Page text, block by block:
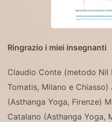
Ringrazio i miei insegnanti
Claudio Conte (metodo
Tomatis, Milano e Chiasso)
(Asthanga Yoga, Firenze)
Catalano (Asthanga Yoga,